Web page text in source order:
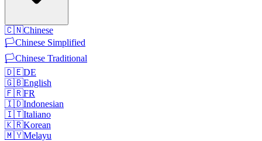
🇨🇳Chinese
🏳️Chinese Simplified
🏳️Chinese Traditional
🇩🇪DE
🇬🇧English
🇫🇷FR
🇮🇩Indonesian
🇮🇹Italiano
🇰🇷Korean
🇲🇾Melayu